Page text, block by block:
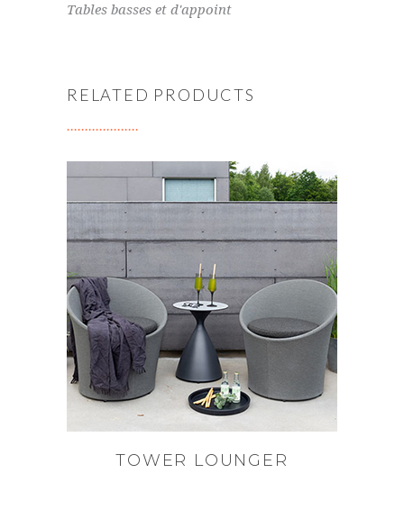
Tables basses et d'appoint
RELATED PRODUCTS
TOWER LOUNGER